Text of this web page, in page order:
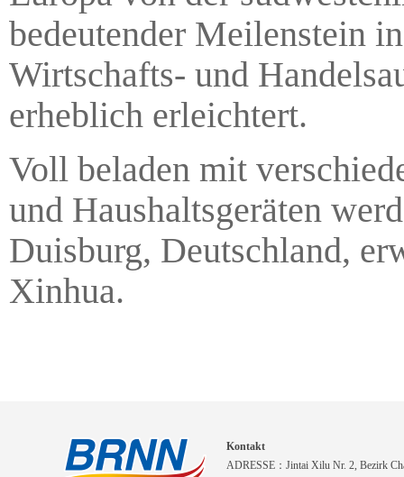
bedeutender Meilenstein
Wirtschafts- und
erheblich erleichtert.
Voll beladen mit
und Haushaltsgeräten
Duisburg, Deutschland,
Xinhua.
Kontakt
ADRESSE：Jintai Xilu Nr. 2, Bezirk